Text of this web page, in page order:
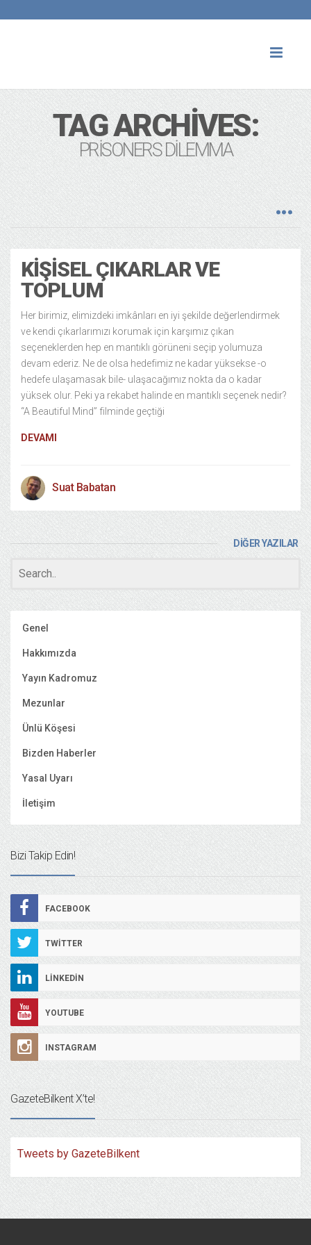
TAG ARCHIVES:
PRISONERS DILEMMA
KIŞISEL ÇIKARLAR VE
TOPLUM
Her birimiz, elimizdeki imkânları en iyi şekilde değerlendirmek
ve kendi çıkarlarımızı korumak için karşımız çıkan
seçeneklerden hep en mantıklı görüneni seçip yolumuza
devam ederiz. Ne de olsa hedefimiz ne kadar yüksekse -o
hedefe ulaşamasak bile- ulaşacağımız nokta da o kadar
yüksek olur. Peki ya rekabet halinde en mantıklı seçenek nedir?
“A Beautiful Mind” filminde geçtiği
DEVAMI
Suat Babatan
DİĞER YAZILAR
Genel
Hakkımızda
Yayın Kadromuz
Mezunlar
Ünlü Köşesi
Bizden Haberler
Yasal Uyarı
İletişim
Bizi Takip Edin!
FACEBOOK
TWITTER
LINKEDIN
YOUTUBE
INSTAGRAM
GazeteBilkent X’te!
Tweets by GazeteBilkent